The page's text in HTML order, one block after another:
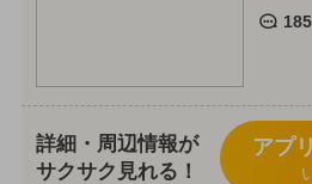
詳細・周辺情報が
サクサク見れる！
アプ